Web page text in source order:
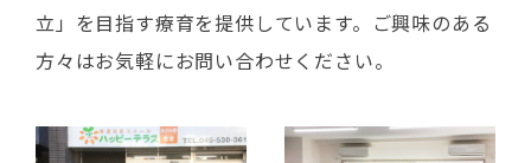
立」を目指す療育を提供しています。ご興味のある
方々はお気軽にお問い合わせください。